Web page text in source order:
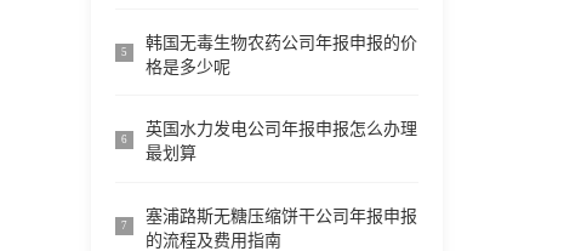
5
韩国无毒生物农药公司年报申报的价
格是多少呢
6
英国水力发电公司年报申报怎么办理
最划算
7
塞浦路斯无糖压缩饼干公司年报申报
的流程及费用指南